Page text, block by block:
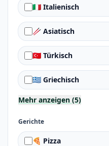
🇮🇹 Italienisch
🥢 Asiatisch
🇹🇷 Türkisch
🇬🇷 Griechisch
Mehr anzeigen (5)
Gerichte
🍕 Pizza